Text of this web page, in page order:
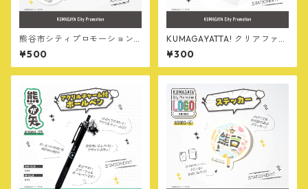
熊谷市シティプロモーション
ロゴ アクリルクリップ
¥500
KUMAGAYATTA! クリアファイ
ル
¥300